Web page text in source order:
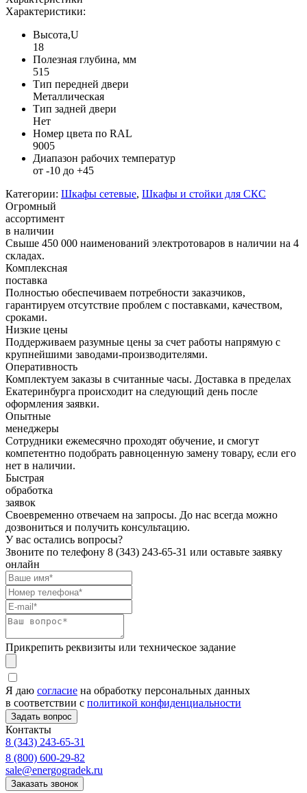
Характеристики:
Высота,U
18
Полезная глубина, мм
515
Тип передней двери
Металлическая
Тип задней двери
Нет
Номер цвета по RAL
9005
Диапазон рабочих температур
от -10 до +45
Категории: Шкафы сетевые, Шкафы и стойки для СКС
Огромный
ассортимент
в наличии
Свыше 450 000 наименований электротоваров в наличии на 4
складах.
Комплексная
поставка
Полностью обеспечиваем потребности заказчиков,
гарантируем отсутствие проблем с поставками, качеством,
сроками.
Низкие цены
Поддерживаем разумные цены за счет работы напрямую с
крупнейшими заводами-производителями.
Оперативность
Комплектуем заказы в считанные часы. Доставка в пределах
Екатеринбурга происходит на следующий день после
оформления заявки.
Опытные
менеджеры
Сотрудники ежемесячно проходят обучение, и смогут
компетентно подобрать равноценную замену товару, если его
нет в наличии.
Быстрая
обработка
заявок
Своевременно отвечаем на запросы. До нас всегда можно
дозвониться и получить консультацию.
У вас остались вопросы?
Звоните по телефону 8 (343) 243-65-31 или оставьте заявку
онлайн
Прикрепить реквизиты или техническое задание
Я даю согласие на обработку персональных данных
в соответствии с политикой конфиденциальности
Контакты
8 (343) 243-65-31
8 (800) 600-29-82
sale@energogradek.ru